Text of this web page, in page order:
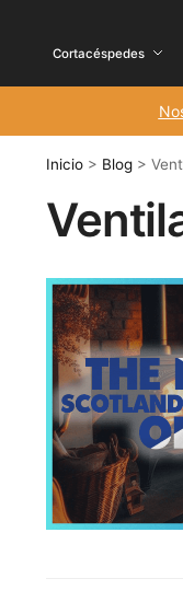
Cortacéspedes
Inicio> Blog>